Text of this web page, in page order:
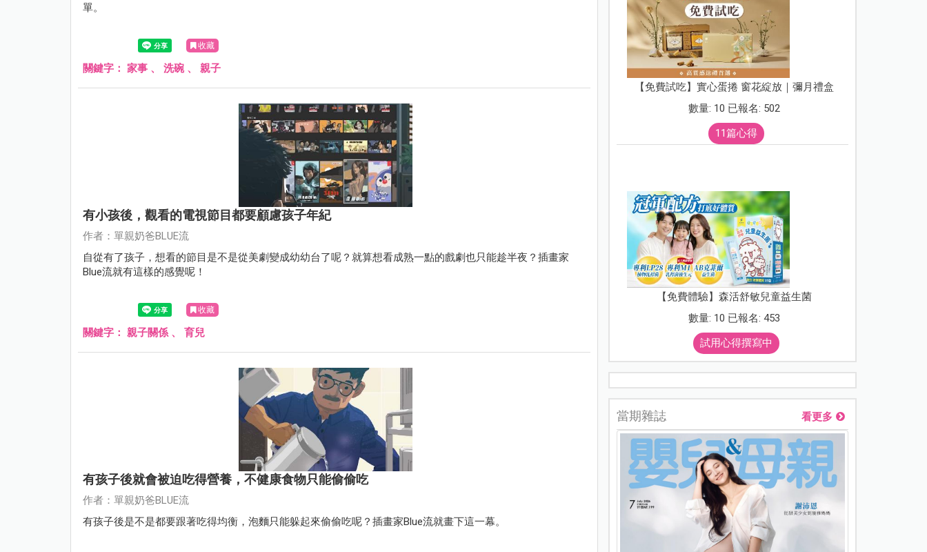
單。
收藏
關鍵字： 家事 、 洗碗 、 親子
有小孩後，觀看的電視節目都要顧慮孩子年紀
作者：單親奶爸BLUE流
自從有了孩子，想看的節目是不是從美劇變成幼幼台了呢？就算想看成熟一點的戲劇也只能趁半夜？插畫家
Blue流就有這樣的感覺呢！
收藏
關鍵字： 親子關係 、 育兒
有孩子後就會被迫吃得營養，不健康食物只能偷偷吃
作者：單親奶爸BLUE流
有孩子後是不是都要跟著吃得均衡，泡麵只能躲起來偷偷吃呢？插畫家Blue流就畫下這一幕。
【免費試吃】實心蛋捲 窗花綻放｜彌月禮盒
數量: 10 已報名: 502
11篇心得
【免費體驗】森活舒敏兒童益生菌
數量: 10 已報名: 453
試用心得撰寫中
當期雜誌 看更多